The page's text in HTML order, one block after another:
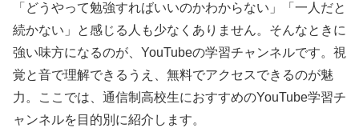
「どうやって勉強すればいいのかわからない」「一人だと
続かない」と感じる人も少なくありません。そんなときに
強い味方になるのが、YouTubeの学習チャンネルです。視
覚と音で理解できるうえ、無料でアクセスできるのが魅
力。ここでは、通信制高校生におすすめのYouTube学習チ
ャンネルを目的別に紹介します。